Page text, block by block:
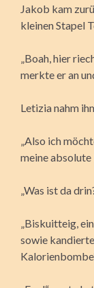
Jakob kam
kleinen Stapel
„Boah, hier
merkte er an
Letizia nahm
„Also ich
meine
„Was ist da
„Biskuitteig,
sowie